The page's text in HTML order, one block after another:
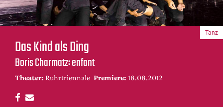
Bühnenwelt
Festivals & Veranstaltungen
Menschen & Theater
Themen
Internationales
Nachrufe
Medientipps
Das Kind als Ding
Boris Charmatz: enfant
Theater: Ruhrtriennale Premiere: 18.08.2012
Tanz